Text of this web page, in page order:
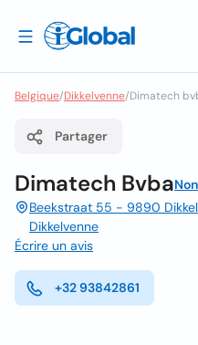
Belgique/Dikkelvenne/Dimatech
Partager
Dimatech Bvba
Beekstraat 55 - 9890
Dikkelvenne
Écrire un avis
+32 93842861